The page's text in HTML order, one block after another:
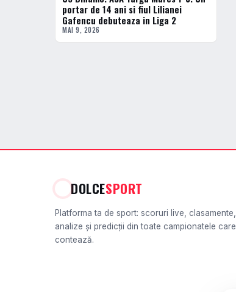
portar de 14 ani si fiul Lilianei
Gafencu debuteaza in Liga 2
MAI 9, 2026
DOLCESPORT
Platforma ta de sport: scoruri live, clasamente,
analize și predicții din toate campionatele care
contează.